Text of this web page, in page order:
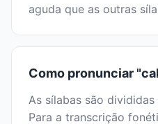
aguda que as outras
Como pronunciar
As sílabas são divididas
Para a transcrição